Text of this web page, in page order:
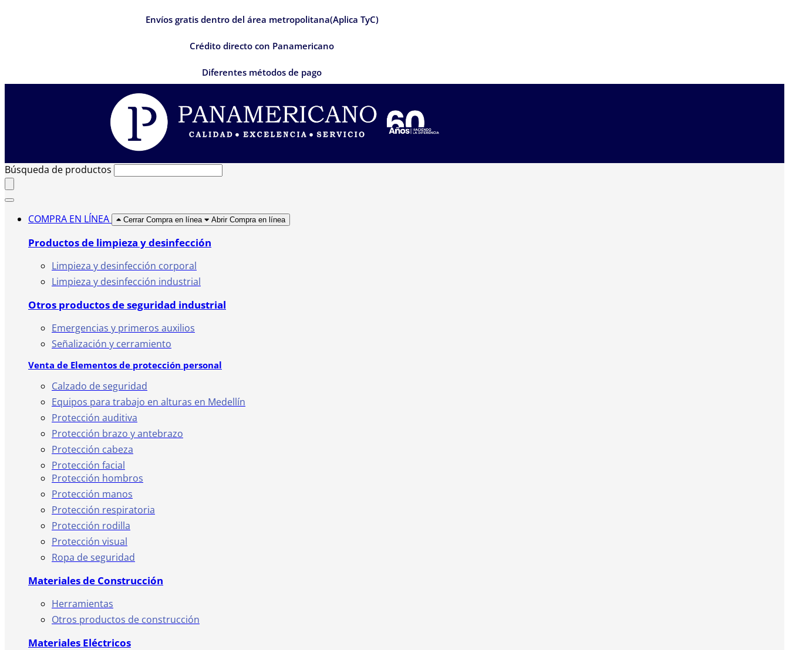
Envíos gratis dentro del área metropolitana(Aplica TyC)
Crédito directo con Panamericano
Diferentes métodos de pago
Búsqueda de productos
COMPRA EN LÍNEA Cerrar Compra en línea Abrir Compra en línea
Productos de limpieza y desinfección
Limpieza y desinfección corporal
Limpieza y desinfección industrial
Otros productos de seguridad industrial
Emergencias y primeros auxilios
Señalización y cerramiento
Venta de Elementos de protección personal
Calzado de seguridad
Equipos para trabajo en alturas en Medellín
Protección auditiva
Protección brazo y antebrazo
Protección cabeza
Protección facial
Protección hombros
Protección manos
Protección respiratoria
Protección rodilla
Protección visual
Ropa de seguridad
Materiales de Construcción
Herramientas
Otros productos de construcción
Materiales Eléctricos